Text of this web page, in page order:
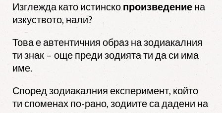
Изглежда като истинско произведение на
изкуството, нали?
Това е автентичния образ на зодиакалния
ти знак – още преди зодията ти да си има
име.
Според зодиакалния експеримент, който
ти споменах по-рано, зодиите са дадени на